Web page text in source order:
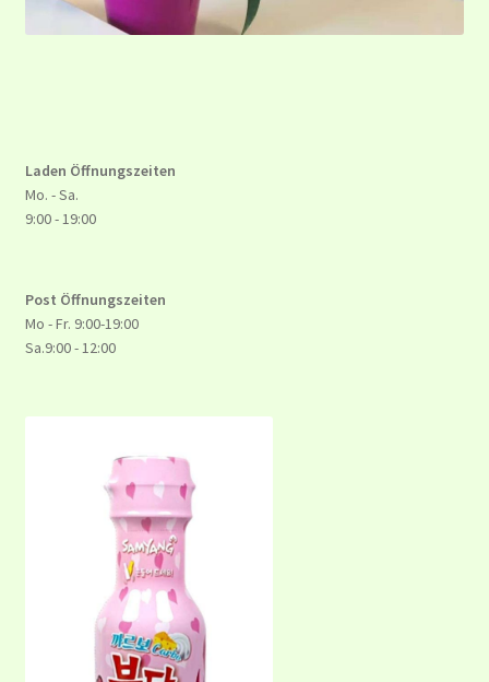
Laden Öffnungszeiten
Mo. - Sa.
9:00 - 19:00
Post Öffnungszeiten
Mo - Fr. 9:00-19:00
Sa.9:00 - 12:00